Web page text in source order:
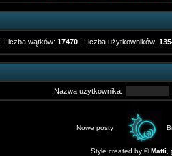
| Liczba wątków: 17470 | Liczba użytkowników:
Nazwa użytkownika:
Nowe posty
Style created by ©Matti